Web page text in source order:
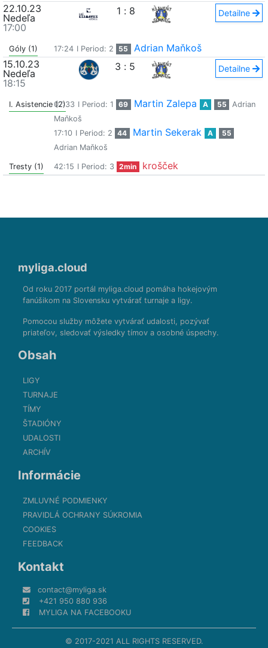
22.10.23
Nedeľa
17:00
1 : 8 Detailne
Góly (1) 17:24 I Period: 2 55
Adrian Maňkoš
15.10.23
Nedeľa
18:15
3 : 5 Detailne
I. Asistencie (2)07:33 I Period: 1 69 Martin Zalepa A 55
Adrian
Maňkoš
17:10 I Period: 2 44 Martin Sekerak A
55
Adrian Maňkoš
Tresty (1) 42:15 I Period: 3 2min krošček
myliga.cloud
Od roku 2017 portál myliga.cloud pomáha hokejovým
fanúšikom na Slovensku vytvárať turnaje a ligy.
Pomocou služby môžete vytvárať udalosti, pozývať
priateľov, sledovať výsledky tímov a osobné úspechy.
Obsah
LIGY
TURNAJE
TÍMY
ŠTADIÓNY
UDALOSTI
ARCHÍV
Informácie
ZMLUVNÉ PODMIENKY
PRAVIDLÁ OCHRANY SÚKROMIA
COOKIES
FEEDBACK
Kontakt
contact@myliga.sk
+421 950 880 936
MYLIGA NA FACEBOOKU
© 2017-2021 ALL RIGHTS RESERVED.